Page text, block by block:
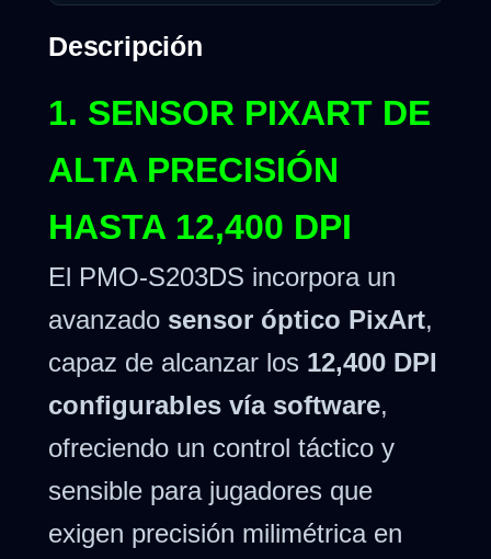
Descripción
1. SENSOR PIXART DE
ALTA PRECISIÓN
HASTA 12,400 DPI
El PMO-S203DS incorpora un
avanzado sensor óptico PixArt,
capaz de alcanzar los 12,400 DPI
configurables vía software,
ofreciendo un control táctico y
sensible para jugadores que
exigen precisión milimétrica en